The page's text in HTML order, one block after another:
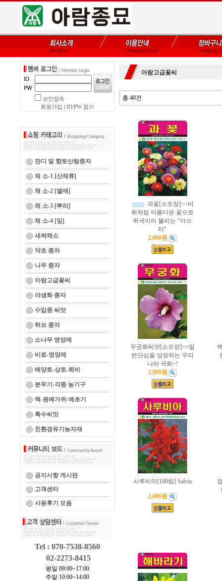
보안접속
회원가입
ID/PW 찾기
잔디 및 향토산림종자
채 소-1 [산채류]
채 소-2 [열매]
채 소-3 [뿌리]
채 소-4 [잎]
새싹채소
약초 종자
나무 종자
아람고급꽃씨
야생화 종자
수입종 씨앗
허브 종자
소나무 영양제
비료-영양제
배양토-상토-퇴비
분무기-각종 농기구
책-원예가위-예초기
특수씨앗
친환경유기농자재
공지사항 게시판
고객센타
사용후기 모음
Tel : 070-7538-8560
02-2273-8415
평일 09:00~17:00
주말 10:00~14:00
아람고급꽃씨
총 40건
과꽃[소포장]>>비
취처럼 아름다운 꽃으로
취국이라 불리는 "아스
터"
2,000원
무궁화씨앗[소포장]>>일
편단심을 상징하는 우리
나라 국화~!
2,000원
사루비아[100립] Salvia
2,000원